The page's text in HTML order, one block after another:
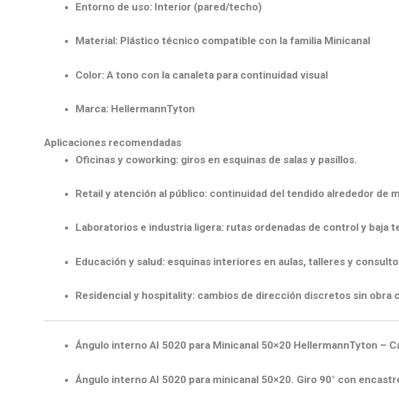
Entorno de uso: Interior (pared/techo)
Material: Plástico técnico compatible con la familia Minicanal
Color: A tono con la canaleta para continuidad visual
Marca: HellermannTyton
Aplicaciones recomendadas
Oficinas y coworking: giros en esquinas de salas y pasillos.
Retail y atención al público: continuidad del tendido alrededor de
Laboratorios e industria ligera: rutas ordenadas de control y baja
Educación y salud: esquinas interiores en aulas, talleres y
Residencial y hospitality: cambios de dirección discretos sin obra
Ángulo interno AI 5020 para Minicanal 50×20 HellermannTyton –
Ángulo interno AI 5020 para minicanal 50×20. Giro 90° con